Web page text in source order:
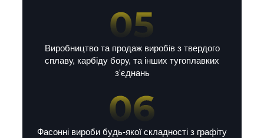
Виробництво та продаж виробів з твердого
сплаву, карбіду бору, та інших тугоплавких
з'єднань
Фасонні вироби будь-якої складності з графіту